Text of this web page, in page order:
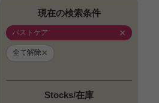
現在の検索条件
バストケア ×
全て解除×
Stocks/在庫